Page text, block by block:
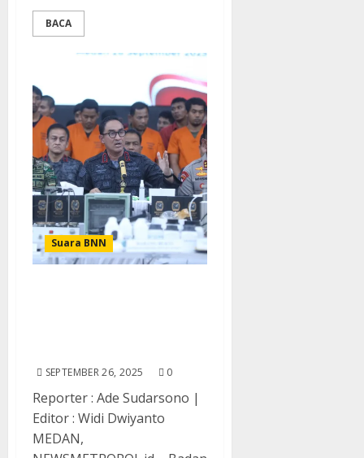
BACA
Suara BNN
SEPTEMBER 26, 2025 0
Reporter : Ade Sudarsono |
Editor : Widi Dwiyanto
MEDAN,